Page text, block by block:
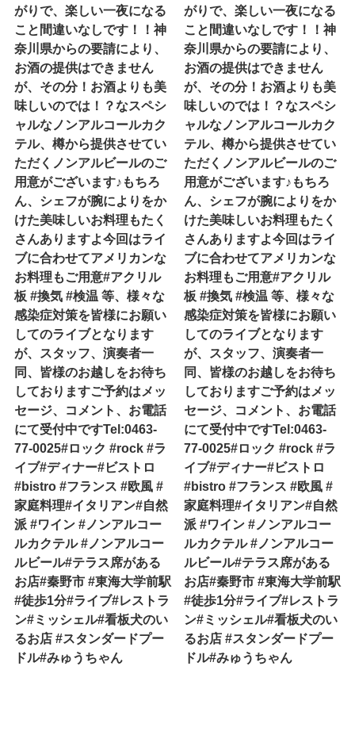
がりで、楽しい一夜になる
こと間違いなしです！！神
奈川県からの要請により、
お酒の提供はできません
が、その分！お酒よりも美
味しいのでは！？なスペシ
ャルなノンアルコールカク
テル、樽から提供させてい
ただくノンアルビールのご
用意がございます♪もちろ
ん、シェフが腕によりをか
けた美味しいお料理もたく
さんありますよ今回はライ
ブに合わせてアメリカンな
お料理もご用意#アクリル
板 #換気 #検温 等、様々な
感染症対策を皆様にお願い
してのライブとなります
が、スタッフ、演奏者一
同、皆様のお越しをお待ち
しておりますご予約はメッ
セージ、コメント、お電話
にて受付中ですTel:0463-
77-0025#ロック #rock #ラ
イブ#ディナー#ビストロ
#bistro #フランス #欧風 #
家庭料理#イタリアン#自然
派 #ワイン #ノンアルコー
ルカクテル #ノンアルコー
ルビール#テラス席がある
お店#秦野市 #東海大学前駅
#徒歩1分#ライブ#レストラ
ン#ミッシェル#看板犬のい
るお店 #スタンダードプー
ドル#みゅうちゃん
がりで、楽しい一夜になる
こと間違いなしです！！神
奈川県からの要請により、
お酒の提供はできません
が、その分！お酒よりも美
味しいのでは！？なスペシ
ャルなノンアルコールカク
テル、樽から提供させてい
ただくノンアルビールのご
用意がございます♪もちろ
ん、シェフが腕によりをか
けた美味しいお料理もたく
さんありますよ今回はライ
ブに合わせてアメリカンな
お料理もご用意#アクリル
板 #換気 #検温 等、様々な
感染症対策を皆様にお願い
してのライブとなります
が、スタッフ、演奏者一
同、皆様のお越しをお待ち
しておりますご予約はメッ
セージ、コメント、お電話
にて受付中ですTel:0463-
77-0025#ロック #rock #ラ
イブ#ディナー#ビストロ
#bistro #フランス #欧風 #
家庭料理#イタリアン#自然
派 #ワイン #ノンアルコー
ルカクテル #ノンアルコー
ルビール#テラス席がある
お店#秦野市 #東海大学前駅
#徒歩1分#ライブ#レストラ
ン#ミッシェル#看板犬のい
るお店 #スタンダードプー
ドル#みゅうちゃん